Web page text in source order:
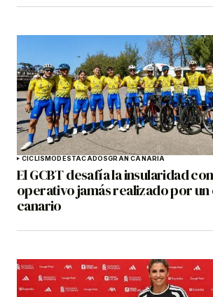
CICLISMODESTACADOSGRAN CANARIA
El GCBT desafía la insularidad
operativo jamás realizado por
canario